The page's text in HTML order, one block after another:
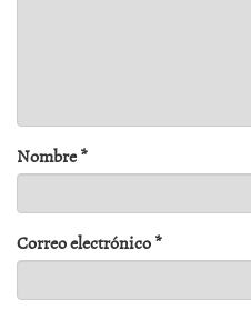
Nombre*
Correo electrónico*